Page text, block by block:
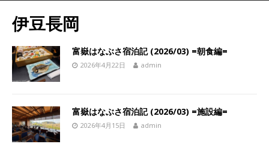
伊豆長岡
富嶽はなぶさ宿泊記 (2026/03) =朝食編=
2026年4月22日 admin
富嶽はなぶさ宿泊記 (2026/03) =施設編=
2026年4月15日 admin